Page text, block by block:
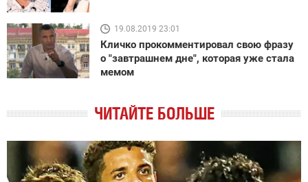
19.08.2019 23:01
Кличко прокомментировал свою фразу
о "завтрашнем дне", которая уже стала
мемом
ЧИТАЙТЕ БОЛЬШЕ